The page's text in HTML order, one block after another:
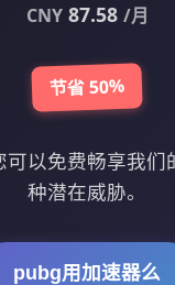
CNY87.58 /月
节省 50%
以免费畅享我
种潜在威胁。
pubg用加速器么